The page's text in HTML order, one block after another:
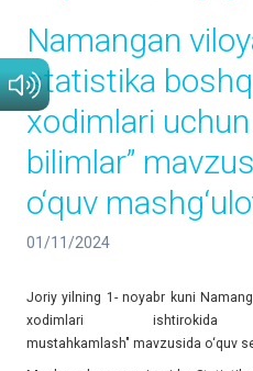
Namangan
statistika
xodimlari
bilimlar”
o‘quv
01/11/2024
Joriy yilning 1- noyabr kuni
xodimlari
mustahkamlash" mavzusida o‘quv